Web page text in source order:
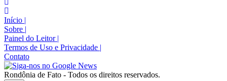
Início |
Sobre |
Painel do Leitor |
Termos de Uso e Privacidade |
Contato
Rondônia de Fato - Todos os direitos reservados.